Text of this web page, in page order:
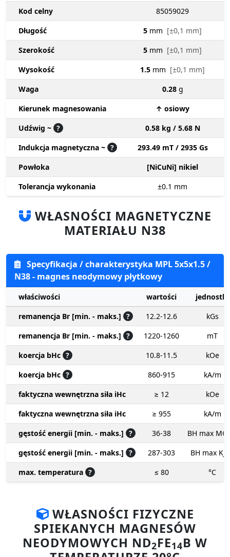
Kod celny
85059029
Długość
5 mm [±0,1 mm]
Szerokość
5 mm [±0,1 mm]
Wysokość
1.5 mm [±0,1 mm]
Waga
0.28 g
Kierunek magnesowania
↑ osiowy
Udźwig ~ ?
0.58 kg / 5.68 N
Indukcja magnetyczna ~ ?
293.49 mT / 2935 Gs
Powłoka
[NiCuNi] nikiel
Tolerancja wykonania
±0.1 mm
WŁASNOŚCI MAGNETYCZNE
MATERIAŁU N38
Specyfikacja / charakterystyka MPL 5x5x1.5 /
N38 - magnes neodymowy płytkowy
właściwości wartości
jednostki
remanencja Br [min. - maks.] ? 12.2-12.6
kGs
remanencja Br [min. - maks.] ? 1220-1260
mT
koercja bHc ? 10.8-11.5
kOe
koercja bHc ? 860-915
kA/m
faktyczna wewnętrzna siła iHc
≥ 12
kOe
faktyczna wewnętrzna siła iHc
≥ 955
kA/m
gęstość energii [min. - maks.] ? 36-38
BH max
gęstość energii [min. - maks.] ? 287-303
BH max
max. temperatura ? ≤ 80 °C
WŁASNOŚCI FIZYCZNE
SPIEKANYCH MAGNESÓW
NEODYMOWYCH ND2FE14B W